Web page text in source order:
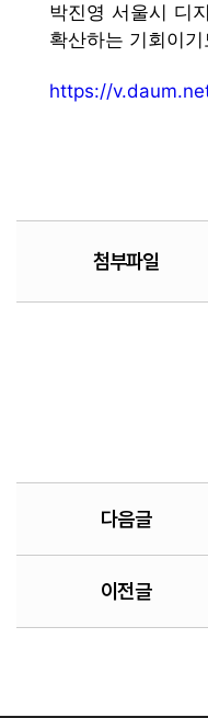
박진영 서울시 디
확산하는 기회이
https://
첨부파일
다음글
이전글